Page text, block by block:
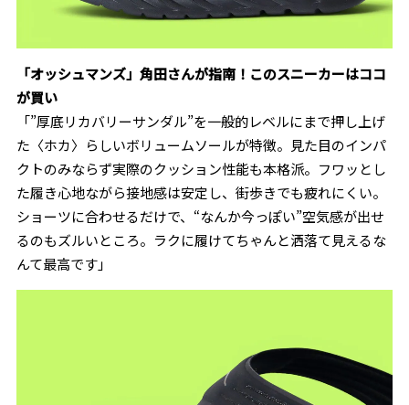
「オッシュマンズ」角田さんが指南！ このスニーカーはココ
が買い
「”厚底リカバリーサンダル”を一般的レベルにまで押し上げ
た〈ホカ〉らしいボリュームソールが特徴。見た目のインパ
クトのみならず実際のクッション性能も本格派。フワッとし
た履き心地ながら接地感は安定し、街歩きでも疲れにくい。
ショーツに合わせるだけで、“なんか今っぽい”空気感が出せ
るのもズルいところ。ラクに履けてちゃんと洒落て見えるな
んて最高です」